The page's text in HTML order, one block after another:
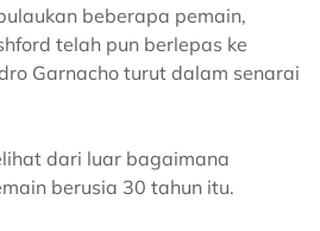
beberapa pemain,
telah pun berlepas ke
Garnacho turut dalam senarai
dari luar bagaimana
berusia 30 tahun itu.